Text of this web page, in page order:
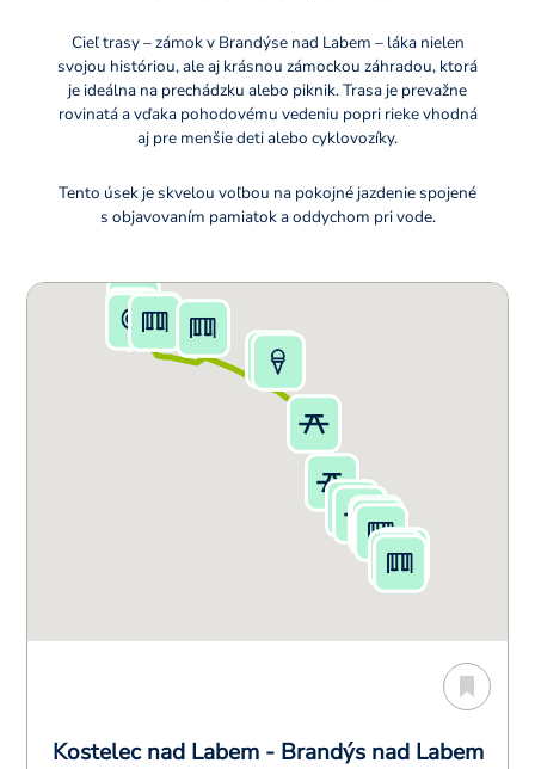
Cieľ trasy – zámok v Brandýse nad Labem – láka nielen
svojou históriou, ale aj krásnou zámockou záhradou, ktorá
je ideálna na prechádzku alebo piknik. Trasa je prevažne
rovinatá a vďaka pohodovému vedeniu popri rieke vhodná
aj pre menšie deti alebo cyklovozíky.
Tento úsek je skvelou voľbou na pokojné jazdenie spojené
s objavovaním pamiatok a oddychom pri vode.
Kostelec nad Labem - Brandýs nad Labem